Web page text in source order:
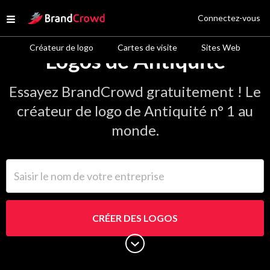
Open menu
Site Logo
Créateur de logo Cartes de visite Sites Web
Connectez-vous
Logos de Antiquité
Essayez BrandCrowd gratuitement ! Le
créateur de logo de Antiquité n° 1 au
monde.
CRÉER DES LOGOS